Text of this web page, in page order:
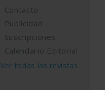
Contacto
Publicidad
Suscripciones
Calendario Editorial
Ver todas las revistas